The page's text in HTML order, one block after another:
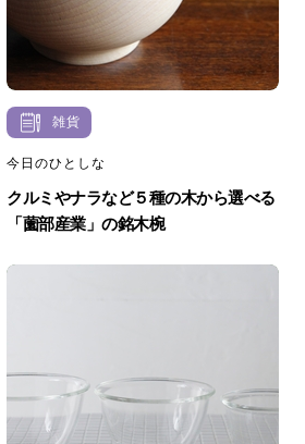
雑貨
今日のひとしな
クルミやナラなど５種の木から選べる
「薗部産業」の銘木椀